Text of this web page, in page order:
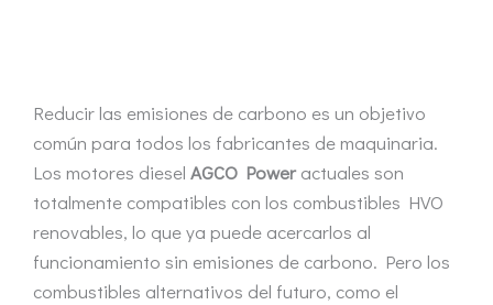
Reducir las emisiones de carbono es un objetivo
común para todos los fabricantes de maquinaria.
Los motores diesel AGCO Poweractuales son
totalmente compatibles con los combustibles HVO
renovables, lo que ya puede acercarlos al
funcionamiento sin emisiones de carbono. Pero los
combustibles alternativos del futuro, como el